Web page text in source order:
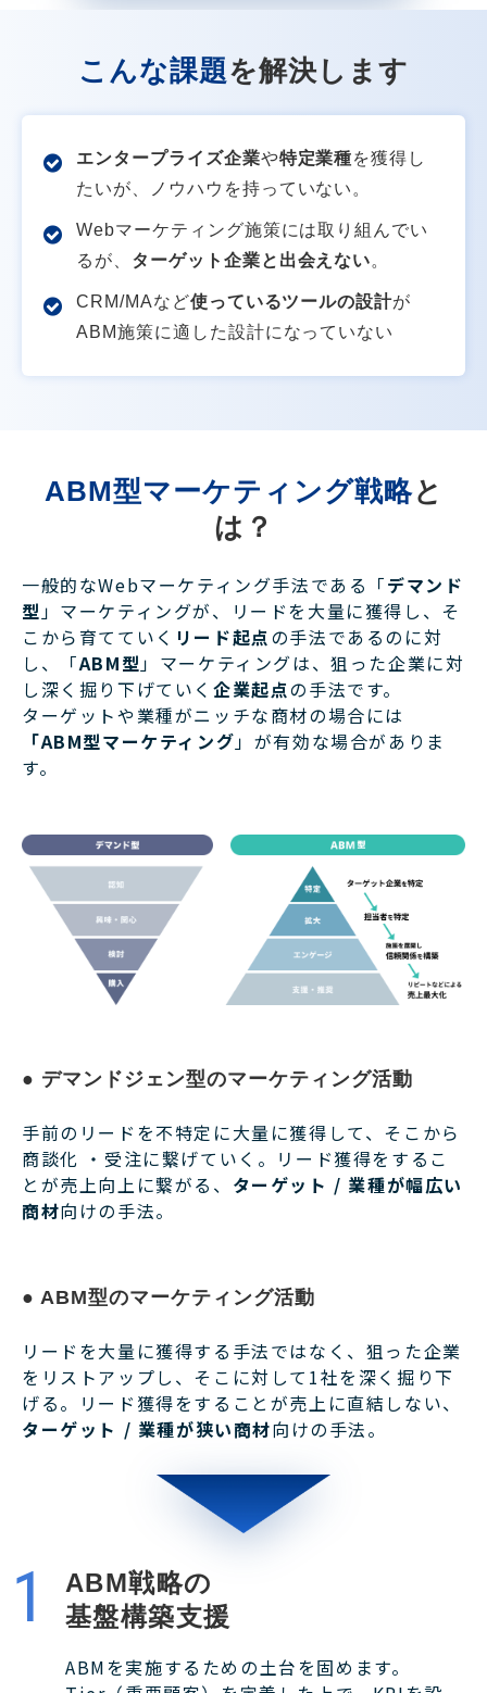
こんな課題を解決します
エンタープライズ企業や特定業種を獲得し
たいが、ノウハウを持っていない。
Webマーケティング施策には取り組んでい
るが、 ターゲット企業と出会えない。
CRM/MAなど使っているツールの設計が
ABM施策に適した設計になっていない
ABM型マーケティング戦略と
は？
一般的なWebマーケティング手法である「デマンド
型」マーケティングが、リードを大量に獲得し、そ
こから育てていく リード起点の手法であるのに対
し、「ABM型」マーケティングは、狙った企業に対
し深く掘り下げていく 企業起点の手法です。
ターゲットや業種がニッチな商材の場合には
「ABM型マーケティング」が有効な場合がありま
す。
● デマンドジェン型のマーケティング活動
手前のリードを不特定に大量に獲得して、そこから
商談化 ・受注に繋げていく。リード獲得をするこ
とが売上向上に繋がる、 ターゲット / 業種が幅広い
商材向けの手法。
● ABM型のマーケティング活動
リードを大量に獲得する手法ではなく、狙った企業
をリストアップし、そこに対して1社を深く掘り下
げる。リード獲得をすることが売上に直結しない、
ターゲット / 業種が狭い商材向けの手法。
ABM戦略の
基盤構築支援
ABMを実施するための土台を固めます。